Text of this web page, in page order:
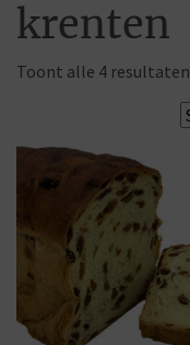
krenten
Toont alle 4 resultaten